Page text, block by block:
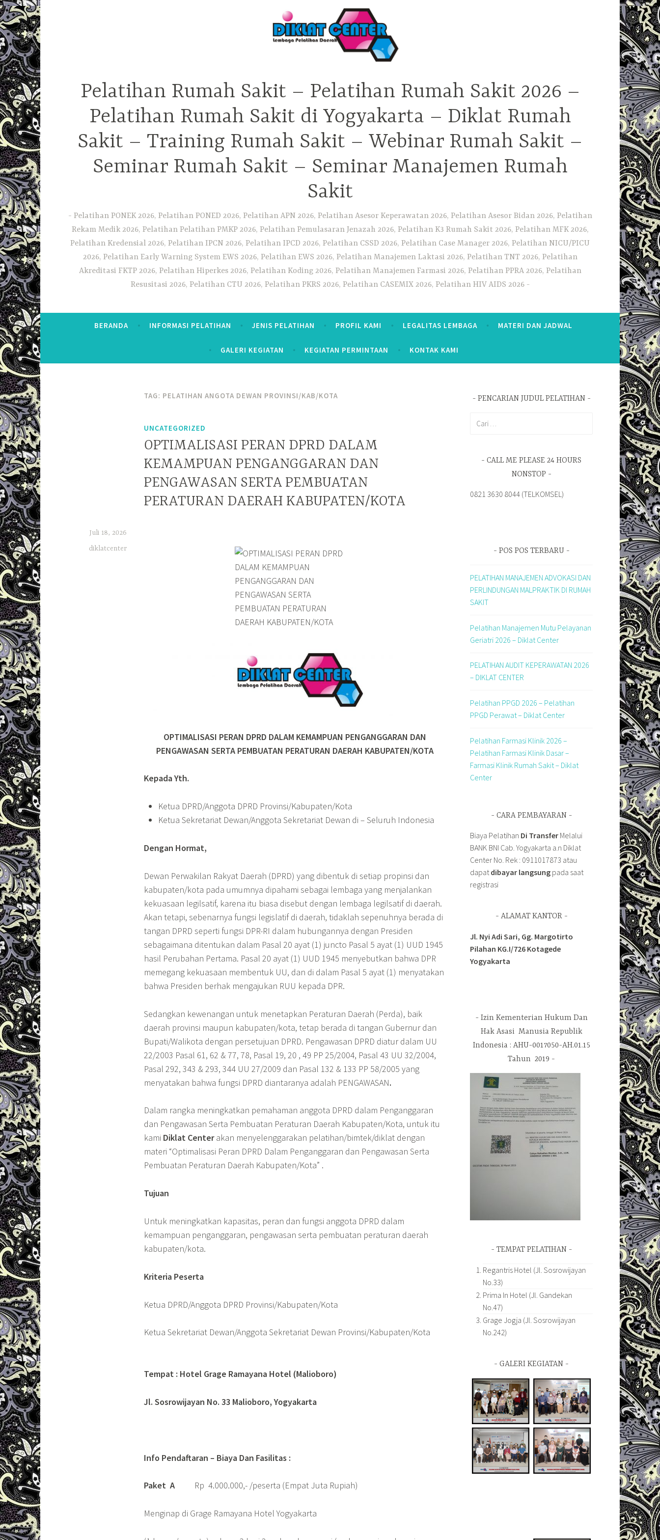
Pelatihan Rumah Sakit – Pelatihan Rumah Sakit 2026 –
Pelatihan Rumah Sakit di Yogyakarta – Diklat Rumah
Sakit – Training Rumah Sakit – Webinar Rumah Sakit –
Seminar Rumah Sakit – Seminar Manajemen Rumah
Sakit
Pelatihan PONEK 2026, Pelatihan PONED 2026, Pelatihan APN 2026, Pelatihan Asesor Keperawatan 2026, Pelatihan Asesor Bidan 2026, Pelatihan
Rekam Medik 2026, Pelatihan Pelatihan PMKP 2026, Pelatihan Pemulasaran Jenazah 2026, Pelatihan K3 Rumah Sakit 2026, Pelatihan MFK 2026,
Pelatihan Kredensial 2026, Pelatihan IPCN 2026, Pelatihan IPCD 2026, Pelatihan CSSD 2026, Pelatihan Case Manager 2026, Pelatihan NICU/PICU
2026, Pelatihan Early Warning System EWS 2026, Pelatihan EWS 2026, Pelatihan Manajemen Laktasi 2026, Pelatihan TNT 2026, Pelatihan
Akreditasi FKTP 2026, Pelatihan Hiperkes 2026, Pelatihan Koding 2026, Pelatihan Manajemen Farmasi 2026, Pelatihan PPRA 2026, Pelatihan
Resusitasi 2026, Pelatihan CTU 2026, Pelatihan PKRS 2026, Pelatihan CASEMIX 2026, Pelatihan HIV AIDS 2026
BERANDA INFORMASI PELATIHAN JENIS PELATIHAN PROFIL KAMI LEGALITAS LEMBAGA MATERI DAN JADWAL
GALERI KEGIATAN KEGIATAN PERMINTAAN KONTAK KAMI
TAG: PELATIHAN ANGOTA DEWAN PROVINSI/KAB/KOTA
UNCATEGORIZED
OPTIMALISASI PERAN DPRD DALAM
KEMAMPUAN PENGANGGARAN DAN
PENGAWASAN SERTA PEMBUATAN
PERATURAN DAERAH KABUPATEN/KOTA
Juli 18, 2026
diklatcenter
OPTIMALISASI PERAN DPRD DALAM KEMAMPUAN PENGANGGARAN DAN
PENGAWASAN SERTA PEMBUATAN PERATURAN DAERAH KABUPATEN/KOTA
Kepada Yth.
Ketua DPRD/Anggota DPRD Provinsi/Kabupaten/Kota
Ketua Sekretariat Dewan/Anggota Sekretariat Dewan di – Seluruh Indonesia
Dengan Hormat,
Dewan Perwakilan Rakyat Daerah (DPRD) yang dibentuk di setiap propinsi dan
kabupaten/kota pada umumnya dipahami sebagai lembaga yang menjalankan
kekuasaan legilsatif, karena itu biasa disebut dengan lembaga legilsatif di daerah.
Akan tetapi, sebenarnya fungsi legislatif di daerah, tidaklah sepenuhnya berada di
tangan DPRD seperti fungsi DPR-RI dalam hubungannya dengan Presiden
sebagaimana ditentukan dalam Pasal 20 ayat (1) juncto Pasal 5 ayat (1) UUD 1945
hasil Perubahan Pertama. Pasal 20 ayat (1) UUD 1945 menyebutkan bahwa DPR
memegang kekuasaan membentuk UU, dan di dalam Pasal 5 ayat (1) menyatakan
bahwa Presiden berhak mengajukan RUU kepada DPR.
Sedangkan kewenangan untuk menetapkan Peraturan Daerah (Perda), baik
daerah provinsi maupun kabupaten/kota, tetap berada di tangan Gubernur dan
Bupati/Walikota dengan persetujuan DPRD. Pengawasan DPRD diatur dalam UU
22/2003 Pasal 61, 62 & 77, 78, Pasal 19, 20 , 49 PP 25/2004, Pasal 43 UU 32/2004,
Pasal 292, 343 & 293, 344 UU 27/2009 dan Pasal 132 & 133 PP 58/2005 yang
menyatakan bahwa fungsi DPRD diantaranya adalah PENGAWASAN.
Dalam rangka meningkatkan pemahaman anggota DPRD dalam Penganggaran
dan Pengawasan Serta Pembuatan Peraturan Daerah Kabupaten/Kota, untuk itu
kami Diklat Centerakan menyelenggarakan pelatihan/bimtek/diklat dengan
materi “Optimalisasi Peran DPRD Dalam Penganggaran dan Pengawasan Serta
Pembuatan Peraturan Daerah Kabupaten/Kota” .
Tujuan
Untuk meningkatkan kapasitas, peran dan fungsi anggota DPRD dalam
kemampuan penganggaran, pengawasan serta pembuatan peraturan daerah
kabupaten/kota.
Kriteria Peserta
Ketua DPRD/Anggota DPRD Provinsi/Kabupaten/Kota
Ketua Sekretariat Dewan/Anggota Sekretariat Dewan Provinsi/Kabupaten/Kota
Tempat : Hotel Grage Ramayana Hotel (Malioboro)
Jl. Sosrowijayan No. 33 Malioboro, Yogyakarta
Info Pendaftaran – Biaya Dan Fasilitas :
Paket A Rp 4.000.000,- /peserta (Empat Juta Rupiah)
Menginap di Grage Ramayana Hotel Yogyakarta
PENCARIAN JUDUL PELATIHAN
CALL ME PLEASE 24 HOURS
NONSTOP
0821 3630 8044 (TELKOMSEL)
POS POS TERBARU
PELATIHAN MANAJEMEN ADVOKASI DAN
PERLINDUNGAN MALPRAKTIK DI RUMAH
SAKIT
Pelatihan Manajemen Mutu Pelayanan
Geriatri 2026 – Diklat Center
PELATIHAN AUDIT KEPERAWATAN 2026
– DIKLAT CENTER
Pelatihan PPGD 2026 – Pelatihan
PPGD Perawat – Diklat Center
Pelatihan Farmasi Klinik 2026 –
Pelatihan Farmasi Klinik Dasar –
Farmasi Klinik Rumah Sakit – Diklat
Center
CARA PEMBAYARAN
Biaya Pelatihan Di Transfer Melalui
BANK BNI Cab. Yogyakarta a.n Diklat
Center No. Rek : 0911017873 atau
dapatdibayar langsung pada saat
registrasi
ALAMAT KANTOR
Jl. Nyi Adi Sari, Gg. Margotirto
Pilahan KG.I/726 Kotagede
Yogyakarta
Izin Kementerian Hukum Dan
Hak Asasi Manusia Republik
Indonesia : AHU-0017050-AH.01.15
Tahun 2019
TEMPAT PELATIHAN
Regantris Hotel (Jl. Sosrowijayan
No.33)
Prima In Hotel (Jl. Gandekan
No.47)
Grage Jogja (Jl. Sosrowijayan
No.242)
GALERI KEGIATAN